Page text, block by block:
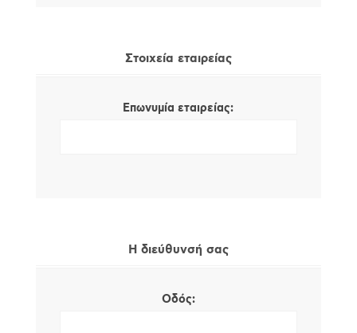
Στοιχεία εταιρείας
Επωνυμία εταιρείας:
Η διεύθυνσή σας
Οδός: